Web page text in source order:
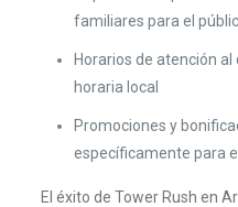
familiares para el
Horarios de atención
horaria local
Promociones y
específicamente para
El éxito de Tower Rush en